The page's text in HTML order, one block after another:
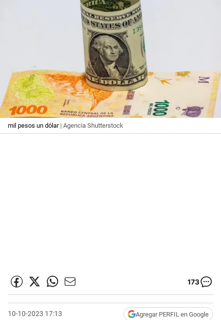
mil pesos un dólar| Agencia Shutterstock
173
10-10-2023 17:13 Agregar PERFIL en Google